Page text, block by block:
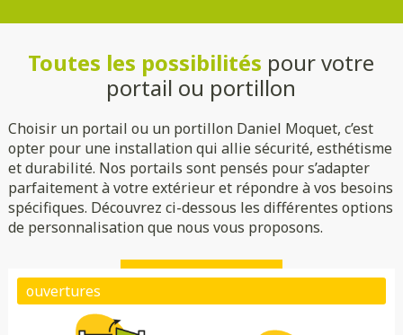
Toutes les possibilités pour votre
portail ou portillon
Choisir un portail ou un portillon Daniel Moquet, c’est
opter pour une installation qui allie sécurité, esthétisme
et durabilité. Nos portails sont pensés pour s’adapter
parfaitement à votre extérieur et répondre à vos besoins
spécifiques. Découvrez ci-dessous les différentes options
de personnalisation que nous vous proposons.
DMC 304
DMC 305